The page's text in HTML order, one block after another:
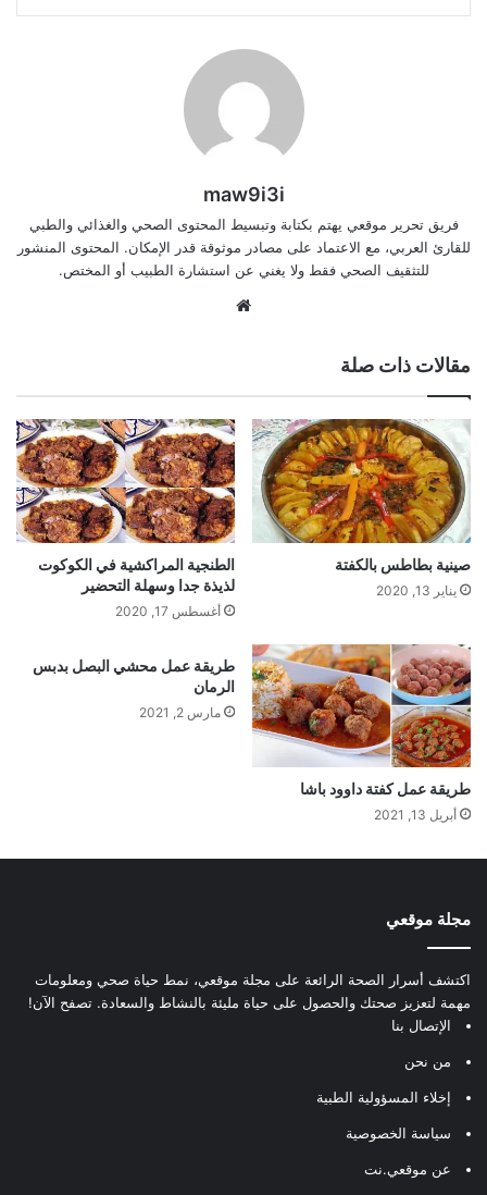
maw9i3i
فريق تحرير موقعي يهتم بكتابة وتبسيط المحتوى الصحي والغذائي والطبي
للقارئ العربي، مع الاعتماد على مصادر موثوقة قدر الإمكان. المحتوى المنشور
للتثقيف الصحي فقط ولا يغني عن استشارة الطبيب أو المختص.
مقالات ذات صلة
صينية بطاطس بالكفتة
يناير 13, 2020
الطنجية المراكشية في الكوكوت
لذيذة جدا وسهلة التحضير
أغسطس 17, 2020
طريقة عمل كفتة داوود باشا
أبريل 13, 2021
طريقة عمل محشي البصل بدبس
الرمان
مارس 2, 2021
مجلة موقعي
اكتشف أسرار الصحة الرائعة على مجلة موقعي، نمط حياة صحي ومعلومات
مهمة لتعزيز صحتك والحصول على حياة مليئة بالنشاط والسعادة. تصفح الآن!
الإتصال بنا
من نحن
إخلاء المسؤولية الطبية
سياسة الخصوصية
عن موقعي.نت